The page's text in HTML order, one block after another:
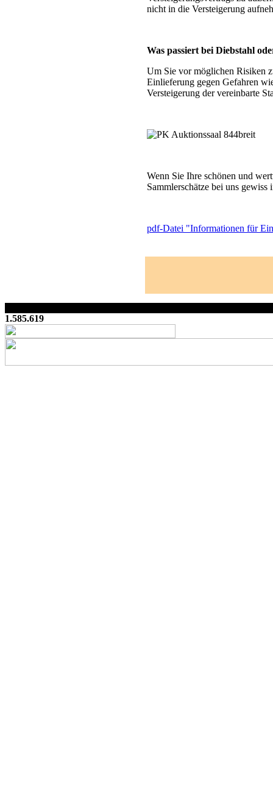
nicht in die Versteigerung
Was passiert bei Diebstahl
Um Sie vor möglichen Risiken
Einlieferung gegen Gefahren
Versteigerung der vereinbarte
Wenn Sie Ihre schönen und
Sammlerschätze bei uns gewiss
pdf-Datei "Informationen für
1.585.619